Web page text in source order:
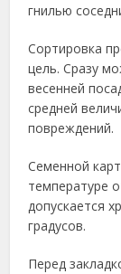
гнилью
Сортировка
цель. Сразу
весенней
средней
повреждений.
Семенной
температуре
допускается
градусов.
Перед